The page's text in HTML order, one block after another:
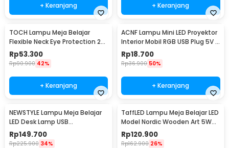
+ Keranjang + Keranjang
TOCH Lampu Meja Belajar
Flexible Neck Eye Protection 20
LED 3 Color - 1910
Rp53.300
Rp90.900 42%
+ Keranjang
ACNF Lampu Mini LED Proyektor
Interior Mobil RGB USB Plug 5V -
M9
Rp18.700
Rp36.900 50%
+ Keranjang
NEWSTYLE Lampu Meja Belajar
LED Desk Lamp USB
Rechargeable 8W 3 Color -
PH376
Rp149.700
Rp225.900 34%
TaffLED Lampu Meja Belajar LED
Model Nordic Wooden Art 5W
Warm White - PK407
Rp120.900
Rp162.900 26%